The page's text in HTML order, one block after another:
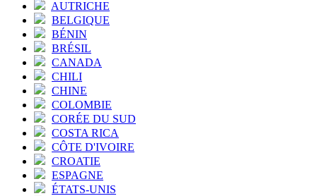
AUTRICHE
BELGIQUE
BÉNIN
BRÉSIL
CANADA
CHILI
CHINE
COLOMBIE
CORÉE DU SUD
COSTA RICA
CÔTE D'IVOIRE
CROATIE
ESPAGNE
ÉTATS-UNIS